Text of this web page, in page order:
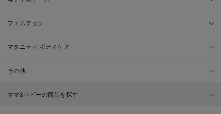
フェムテック
マタニティ ボディケア
その他
ママ&ベビーの商品を探す